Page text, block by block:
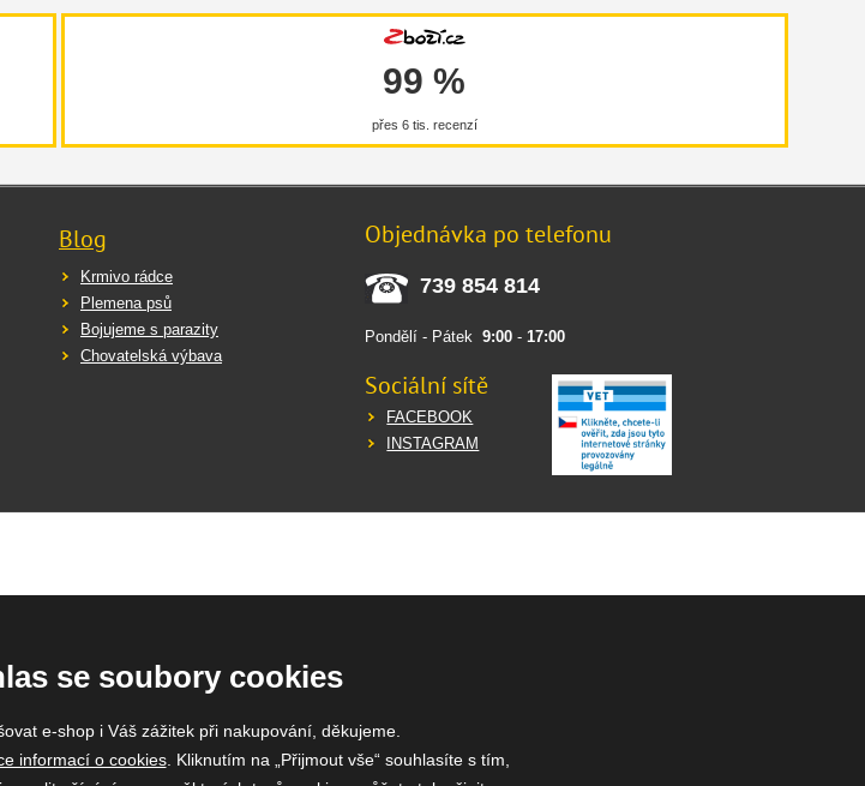
99 %
přes 6 tis. recenzí
Blog
Krmivo rádce
Plemena psů
Bojujeme s parazity
Chovatelská výbava
Objednávka po telefonu
739 854 814
Pondělí - Pátek9:00 -17:00
Sociální sítě
FACEBOOK
INSTAGRAM
se soubory cookies
e-shop i Váš zážitek při nakupování, děkujeme.
informací o cookies. Kliknutím na „Přijmout vše“ souhlasíte s tím,